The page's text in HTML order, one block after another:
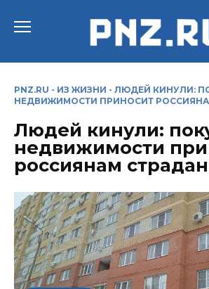
PNZ.RU - ИЗ ЖИЗНИ - ЛЮДЕЙ КИНУЛИ:
НЕДВИЖИМОСТИ ПРИНОСИТ
Людей кинули:
недвижимости
россиянам